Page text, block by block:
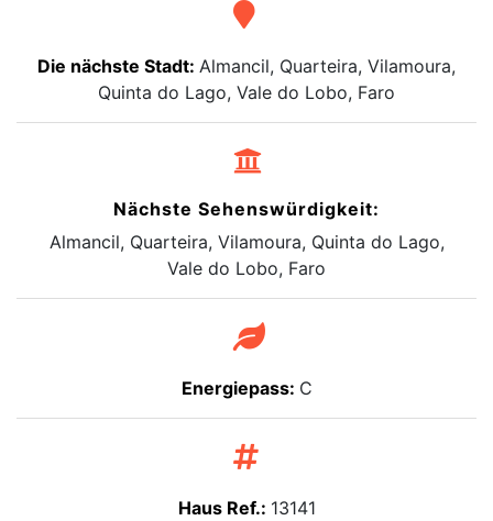
Die nächste Stadt: Almancil, Quarteira, Vilamoura,
Quinta do Lago, Vale do Lobo, Faro
Nächste Sehenswürdigkeit:
Almancil, Quarteira, Vilamoura, Quinta do Lago,
Vale do Lobo, Faro
Energiepass: C
Haus Ref.: 13141